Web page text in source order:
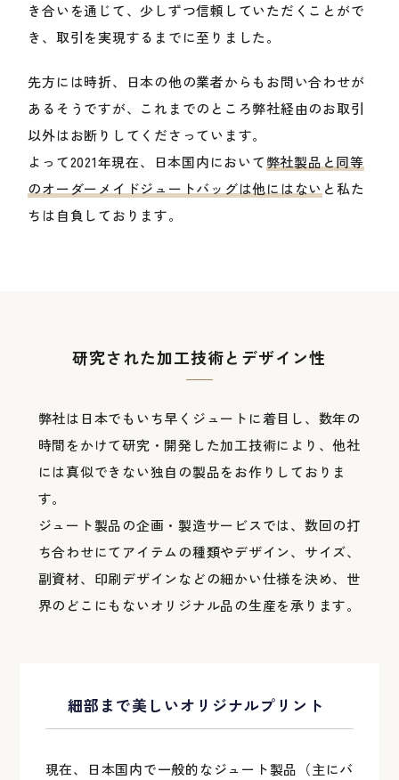
き合いを通じて、少しずつ信頼していただくことがで
き、取引を実現するまでに至りました。
先方には時折、日本の他の業者からもお問い合わせが
あるそうですが、これまでのところ弊社経由のお取引
以外はお断りしてくださっています。
よって2021年現在、日本国内において弊社製品と同等
のオーダーメイドジュートバッグは他にはない と私た
ちは自負しております。
研究された加工技術とデザイン性
弊社は日本でもいち早くジュートに着目し、数年の
時間をかけて研究・開発した加工技術により、他社
には真似できない独自の製品をお作りしておりま
す。
ジュート製品の企画・製造サービスでは、数回の打
ち合わせにてアイテムの種類やデザイン、サイズ、
副資材、印刷デザインなどの細かい仕様を決め、世
界のどこにもないオリジナル品の生産を承ります。
細部まで美しいオリジナルプリント
現在、日本国内で一般的なジュート製品（主にバ